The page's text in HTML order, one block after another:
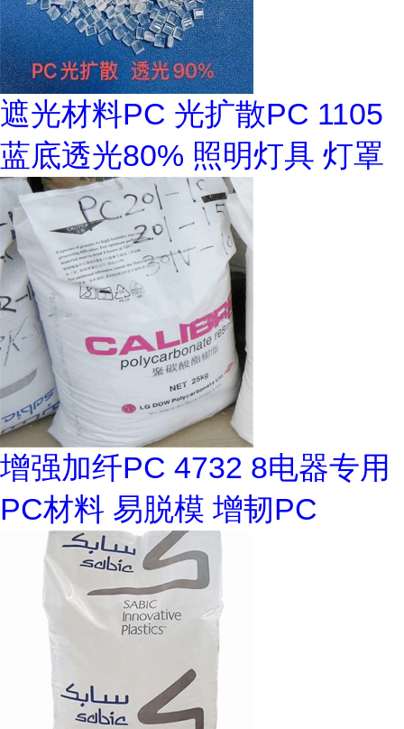
遮光材料PC 光扩散PC 1105
蓝底透光80% 照明灯具 灯罩
增强加纤PC 4732 8电器专用
PC材料 易脱模 增韧PC